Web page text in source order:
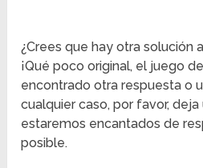
¿Crees que hay otra solución
¡Qué poco original, el juego
encontrado otra respuesta o
cualquier caso, por favor,
estaremos encantados de
posible.